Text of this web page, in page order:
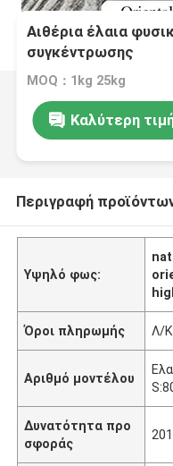
Αιθέρια έλαια
συγκέντρωσης
MOQ：1kg 25kg
Καλύτερη
Περιγραφή
Υψηλό φως:
Όροι πληρωμής Λ/
Αριθμό μοντέλου
Δυνατότητα προ
σφοράς